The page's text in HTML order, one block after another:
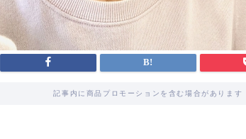
記事内に商品プロモーションを含む場合があります